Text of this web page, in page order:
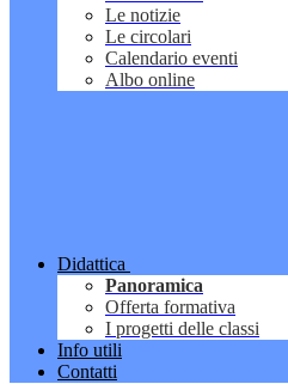
Le notizie
Le circolari
Calendario eventi
Albo online
Didattica
Panoramica
Offerta formativa
I progetti delle classi
Info utili
Contatti